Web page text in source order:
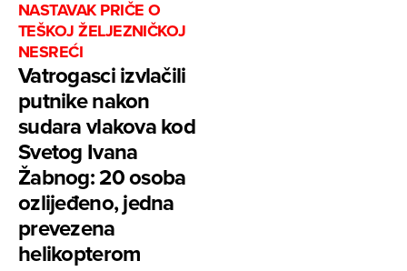
NASTAVAK PRIČE O
TEŠKOJ ŽELJEZNIČKOJ
NESREĆI
Vatrogasci izvlačili
putnike nakon
sudara vlakova kod
Svetog Ivana
Žabnog: 20 osoba
ozlijeđeno, jedna
prevezena
helikopterom